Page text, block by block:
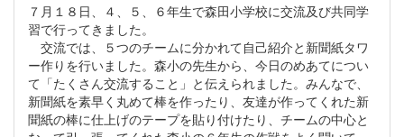
７月１８日、４、５、６年生で森田小学校に交流及び共同学
習で行ってきました。
交流では、５つのチームに分かれて自己紹介と新聞紙タワ
ー作りを行いました。森小の先生から、今日のめあてについ
て「たくさん交流すること」と伝えられました。みんなで、
新聞紙を素早く丸めて棒を作ったり、友達が作ってくれた新
聞紙の棒に仕上げのテープを貼り付けたり、チームの中心と